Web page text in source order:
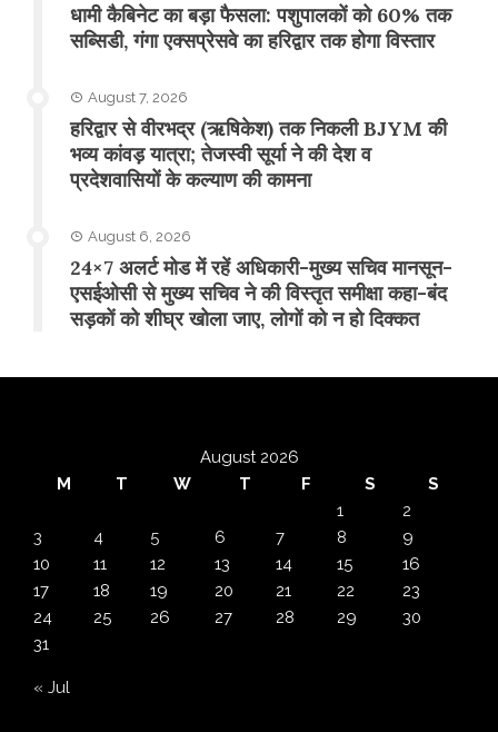
​धामी कैबिनेट का बड़ा फैसला: पशुपालकों को 60% तक
सब्सिडी, गंगा एक्सप्रेसवे का हरिद्वार तक होगा विस्तार
August 7, 2026
​हरिद्वार से वीरभद्र (ऋषिकेश) तक निकली BJYM की
भव्य कांवड़ यात्रा; तेजस्वी सूर्या ने की देश व
प्रदेशवासियों के कल्याण की कामना
August 6, 2026
24×7 अलर्ट मोड में रहें अधिकारी-मुख्य सचिव मानसून-
एसईओसी से मुख्य सचिव ने की विस्तृत समीक्षा कहा-बंद
सड़कों को शीघ्र खोला जाए, लोगों को न हो दिक्कत
August 2026
M
T W T F S
S
1
2
3
4 5 6 7 8
9
10
11 12 13 14 15
16
17
18 19 20 21 22
23
24
25 26 27 28 29
30
31
« Jul